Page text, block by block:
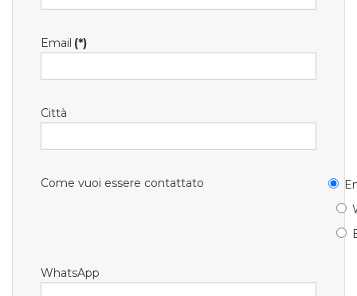
Email (*)
Città
Come vuoi essere contattato
WhatsApp